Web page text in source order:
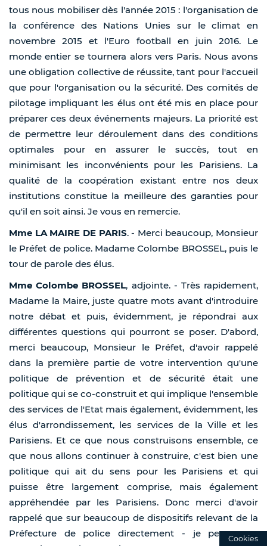
Mme LA MAIRE DE PARIS. - Merci beaucoup, Monsieur
le Préfet de police. Madame Colombe BROSSEL, puis le
tour de parole des élus.
Mme Colombe BROSSEL, adjointe. - Très rapidement,
Madame la Maire, juste quatre mots avant d'introduire
notre débat et puis, évidemment, je répondrai aux
différentes questions qui pourront se poser. D'abord,
merci beaucoup, Monsieur le Préfet, d'avoir rappelé
dans la première partie de votre intervention qu'une
politique de prévention et de sécurité était une
politique qui se co-construit et qui implique l'ensemble
des services de l'Etat mais également, évidemment, les
élus d'arrondissement, les services de la Ville et les
Parisiens. Et ce que nous construisons ensemble, ce
que nous allons continuer à construire, c'est bien une
politique qui ait du sens pour les Parisiens et qui
puisse être largement comprise, mais également
appréhendée par les Parisiens. Donc merci d'avoir
rappelé que sur beaucoup de dispositifs relevant de la
Préfecture de police directement - je pense par